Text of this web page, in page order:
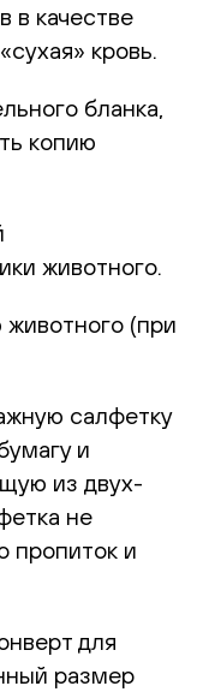
в качестве
кровь.
бланка,
копию
животного.
(при
салфетку
и
из двух-
не
пропиток и
для
размер